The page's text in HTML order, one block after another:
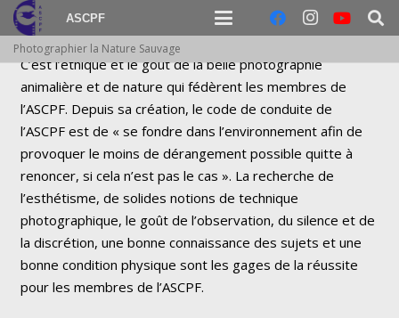
ASCPF
Photographier la Nature Sauvage
.
C’est l’éthique et le goût de la belle photographie
animalière et de nature qui fédèrent les membres de
l’ASCPF. Depuis sa création, le code de conduite de
l’ASCPF est de « se fondre dans l’environnement afin de
provoquer le moins de dérangement possible quitte à
renoncer, si cela n’est pas le cas ». La recherche de
l’esthétisme, de solides notions de technique
photographique, le goût de l’observation, du silence et de
la discrétion, une bonne connaissance des sujets et une
bonne condition physique sont les gages de la réussite
pour les membres de l’ASCPF.